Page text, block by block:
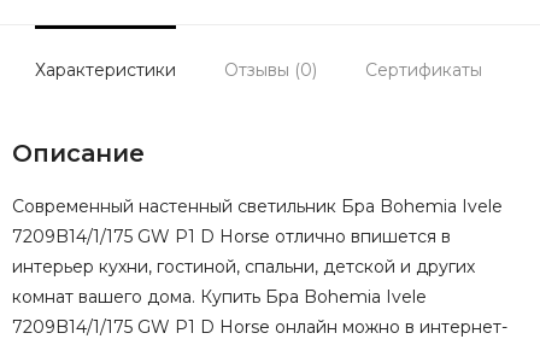
Характеристики Отзывы (0) Сертификаты
Описание
Современный настенный светильник Бра Bohemia Ivele
7209B14/1/175 GW P1 D Horse отлично впишется в
интерьер кухни, гостиной, спальни, детской и других
комнат вашего дома. Купить Бра Bohemia Ivele
7209B14/1/175 GW P1 D Horse онлайн можно в интернет-